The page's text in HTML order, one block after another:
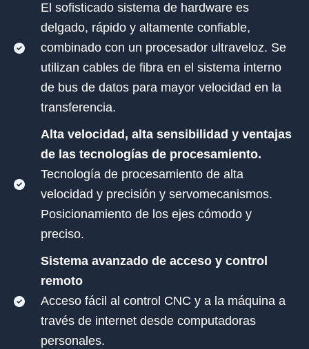
El sofisticado sistema de hardware es
delgado, rápido y altamente confiable,
combinado con un procesador ultraveloz. Se
utilizan cables de fibra en el sistema interno
de bus de datos para mayor velocidad en la
transferencia.
Alta velocidad, alta sensibilidad y ventajas
de las tecnologías de procesamiento.
Tecnología de procesamiento de alta
velocidad y precisión y servomecanismos.
Posicionamiento de los ejes cómodo y
preciso.
Sistema avanzado de acceso y control
remoto
Acceso fácil al control CNC y a la máquina a
través de internet desde computadoras
personales.